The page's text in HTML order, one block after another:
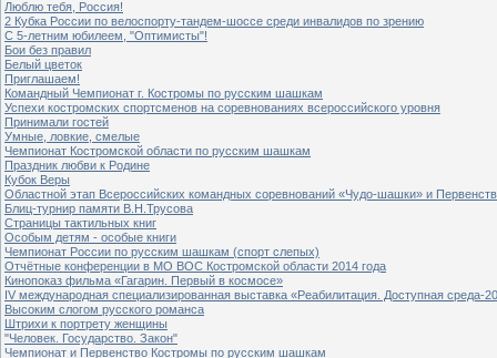
Люблю тебя, Россия!
2 Кубка России по велоспорту-тандем-шоссе среди инвалидов по зрению
С 5-летним юбилеем, "Оптимисты"!
Бои без правил
Белый цветок
Приглашаем!
Командный Чемпионат г. Костромы по русским шашкам
Успехи костромских спортсменов на соревнованиях всероссийского уровня
Принимали гостей
Умные, ловкие, смелые
Чемпионат Костромской области по русским шашкам
Праздник любви к Родине
Кубок Веры
Областной этап Всероссийских командных соревнований «Чудо-шашки» и
Блиц-турнир памяти В.Н.Трусова
Страницы тактильных книг
Особым детям - особые книги
Чемпионат России по русским шашкам (спорт слепых)
Отчётные конференции в МО ВОС Костромской области 2014 года
Кинопоказ фильма «Гагарин. Первый в космосе»
IV международная специализированная выставка «Реабилитация. Доступная среда-
Высоким слогом русского романса
Штрихи к портрету женщины
"Человек. Государство. Закон"
Чемпионат и Первенство Костромы по русским шашкам